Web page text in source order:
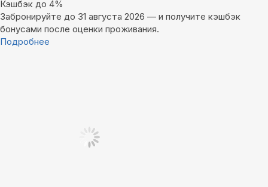
Кэшбэк до 4%
Забронируйте до 31 августа 2026 — и получите кэшбэк
бонусами после оценки проживания.
Подробнее